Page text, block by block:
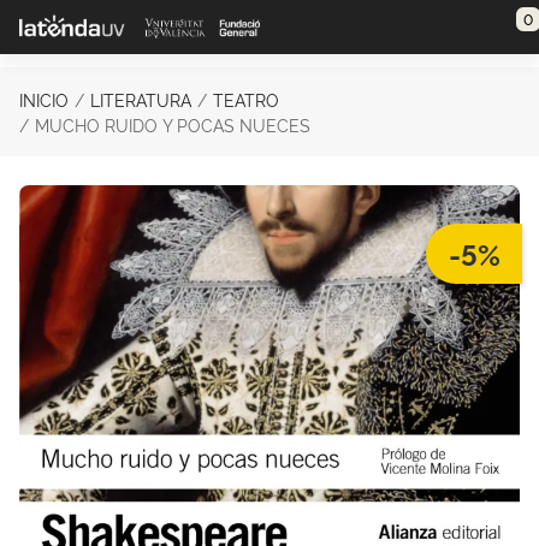
Saltar al contenido principal 0
INICIO LITERATURA
TEATRO
MUCHO RUIDO Y POCAS NUECES
-5%